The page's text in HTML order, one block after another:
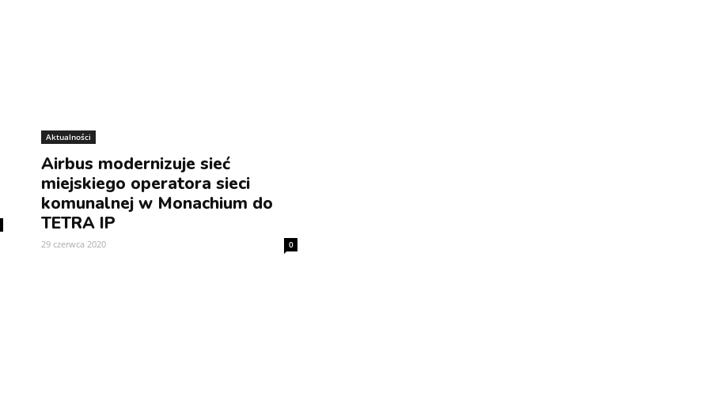
Aktualności
Airbus modernizuje sieć
miejskiego operatora sieci
komunalnej w Monachium do
TETRA IP
29 czerwca 2020 0